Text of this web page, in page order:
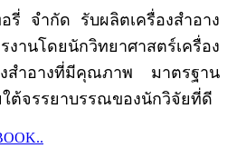
จำกัด รับผลิตเครื่องสำอาง
นโดยนักวิทยาศาสตร์เครื่อง
สำอางที่มีคุณภาพ มาตรฐาน
ต้จรรยาบรรณของนักวิจัยที่ดี